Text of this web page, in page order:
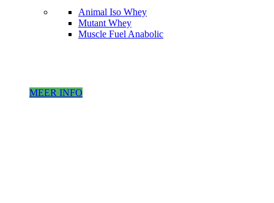
Animal Iso Whey
Mutant Whey
Muscle Fuel Anabolic
MEER INFO